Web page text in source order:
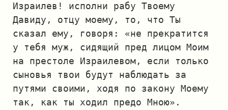
Израилев! исполни рабу Твоему
Давиду, отцу моему, то, что Ты
сказал ему, говоря: «не прекратится
у тебя муж, сидящий пред лицом Моим
на престоле Израилевом, если только
сыновья твои будут наблюдать за
путями своими, ходя по закону Моему
так, как ты ходил предо Мною».